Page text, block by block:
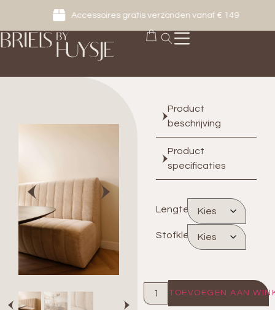
Accessoires gratis verzonden vanaf € 149
Product
beschrijving
Product
specificaties
Lengte
Stofkleur
TOEVOEGEN AAN